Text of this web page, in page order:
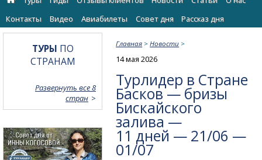
Контакты
Видео Авиабилеты Cовет дня Рассказ дня
Главная >Новости >
14 мая 2026
Турлидер в Стране
Басков — бризы
Бискайского
залива —
11 дней — 21/06 —
01/07
ТУРЫ ПО
СТРАНАМ
Развернуть все 8
стран